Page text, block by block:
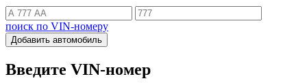
поиск по VIN-номеру
Добавить автомобиль
Введите VIN-номер